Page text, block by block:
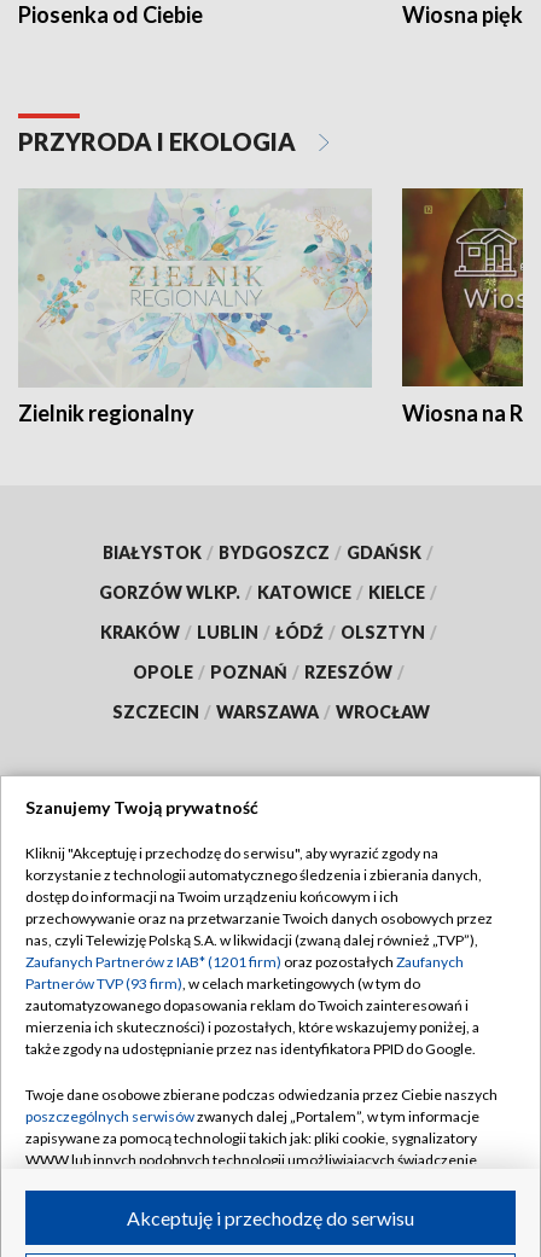
Piosenka od Ciebie Wiosna
PRZYRODA I EKOLOGIA
Zielnik regionalny Wiosna na
BIAŁYSTOK / BYDGOSZCZ / GDAŃSK /
GORZÓW WLKP. / KATOWICE / KIELCE /
KRAKÓW / LUBLIN / ŁÓDŹ / OLSZTYN /
OPOLE / POZNAŃ / RZESZÓW /
SZCZECIN / WARSZAWA / WROCŁAW
TVP
Abonament TVP
Emisja w TVP
Centrum informacji TVP
Naziemna Telewizja Cyfrowa
Rada Programowa
System NOS
Informacje o nadawcy
Program dla prasy
Regulamin TVP
Polityka prywatności
Moje zgody
Pomoc
Kontakt
Kanały
Szanujemy Twoją prywatność
Kliknij "Akceptuję i przechodzę do serwisu", aby wyrazić zgody na
korzystanie z technologii automatycznego śledzenia i zbierania danych,
dostęp do informacji na Twoim urządzeniu końcowym i ich
przechowywanie oraz na przetwarzanie Twoich danych osobowych przez
nas, czyli Telewizję Polską S.A. w likwidacji (zwaną dalej również „TVP”),
Zaufanych Partnerów z IAB* (1201 firm) oraz pozostałych Zaufanych
Partnerów TVP (93 firm), w celach marketingowych (w tym do
zautomatyzowanego dopasowania reklam do Twoich zainteresowań i
mierzenia ich skuteczności) i pozostałych, które wskazujemy poniżej, a
także zgody na udostępnianie przez nas identyfikatora PPID do Google.
Twoje dane osobowe zbierane podczas odwiedzania przez Ciebie naszych
poszczególnych serwisówzwanych dalej „Portalem”, w tym informacje
zapisywane za pomocą technologii takich jak: pliki cookie, sygnalizatory
WWW lub innych podobnych technologii umożliwiających świadczenie
ruchu w Internecie.Akceptuję i przechodzę do serwisu